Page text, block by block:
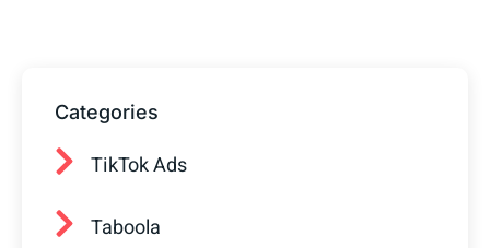
Categories
TikTok Ads
Taboola